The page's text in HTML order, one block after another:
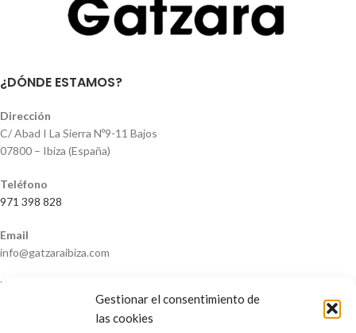
Gestionar el consentimiento de
las cookies
¿DÓNDE ESTAMOS?
Dirección
C/ Abad I La Sierra Nº9-11 Bajos
07800 – Ibiza (España)
Teléfono
971 398 828
Email
info@gatzaraibiza.com
NOSOTROS